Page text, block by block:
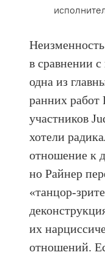
в сравнении
одна из
ранних работ
участников
хотели
отношение к
но Райнер
«танцор-
их
отношений.